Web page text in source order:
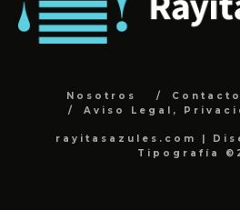
Nosotros Contacto
Aviso Legal,
rayitasazules.com |
Tipografía